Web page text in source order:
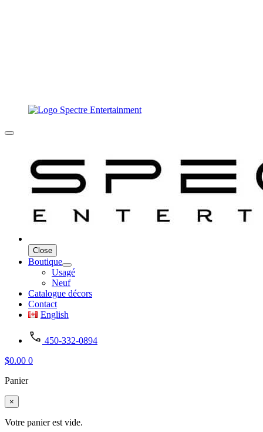
Close
Boutique
Usagé
Neuf
Catalogue décors
Contact
English
450-332-0894
$0.00 0
Panier
×
Votre panier est vide.